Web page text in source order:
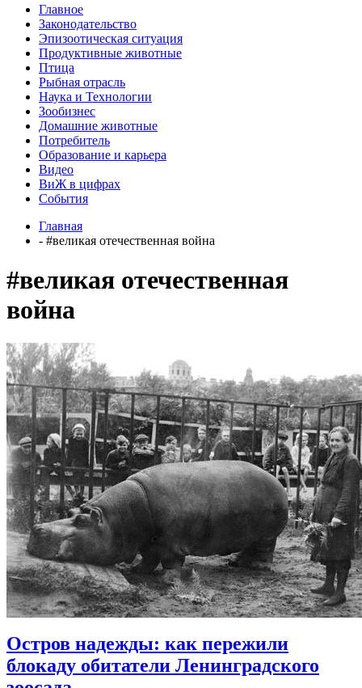
Главное
Законодательство
Эпизоотическая ситуация
Продуктивные животные
Птица
Рыбная отрасль
Наука и Технологии
Зообизнес
Домашние животные
Потребитель
Образование и карьера
Видео
ВиЖ в цифрах
События
Главная
- #великая отечественная война
#великая отечественная
война
Остров надежды: как пережили
блокаду обитатели Ленинградского